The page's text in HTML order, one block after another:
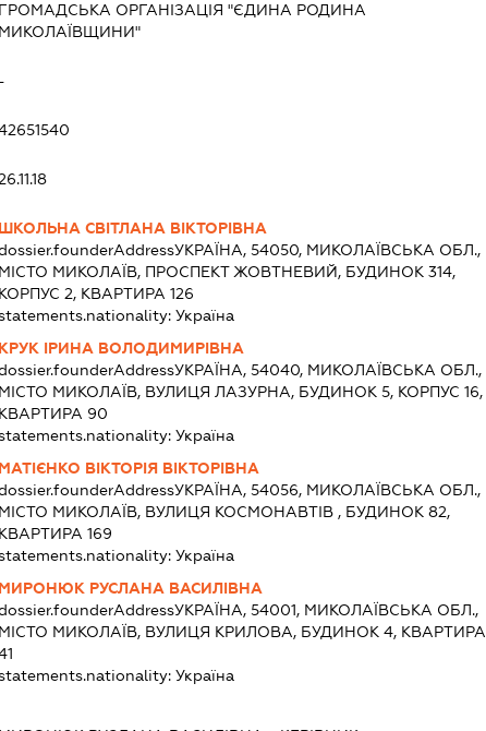
ГРОМАДСЬКА ОРГАНІЗАЦІЯ "ЄДИНА РОДИНА
МИКОЛАЇВЩИНИ"
-
ШКОЛЬНА СВІТЛАНА ВІКТОРІВНА
УКРАЇНА, 54050, МИКОЛАЇВСЬКА ОБЛ.,
МІСТО МИКОЛАЇВ, ПРОСПЕКТ ЖОВТНЕВИЙ, БУДИНОК 314,
КОРПУС 2, КВАРТИРА 126
Україна
КРУК ІРИНА ВОЛОДИМИРІВНА
УКРАЇНА, 54040, МИКОЛАЇВСЬКА ОБЛ.,
МІСТО МИКОЛАЇВ, ВУЛИЦЯ ЛАЗУРНА, БУДИНОК 5, КОРПУС 16,
КВАРТИРА 90
Україна
МАТІЄНКО ВІКТОРІЯ ВІКТОРІВНА
УКРАЇНА, 54056, МИКОЛАЇВСЬКА ОБЛ.,
МІСТО МИКОЛАЇВ, ВУЛИЦЯ КОСМОНАВТІВ , БУДИНОК 82,
КВАРТИРА 169
Україна
МИРОНЮК РУСЛАНА ВАСИЛІВНА
УКРАЇНА, 54001, МИКОЛАЇВСЬКА ОБЛ.,
МІСТО МИКОЛАЇВ, ВУЛИЦЯ КРИЛОВА, БУДИНОК 4, КВАРТИРА
Україна